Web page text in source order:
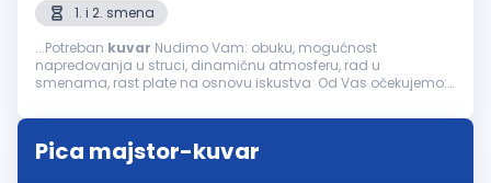
1. i 2. smena
...Potreban kuvar Nudimo Vam: obuku, mogućnost
napredovanja u struci, dinamičnu atmosferu, rad u
smenama, rast plate na osnovu iskustva Od Vas očekujemo:
iskustvo poželjno Mogućnost...
Pica majstor-kuvar